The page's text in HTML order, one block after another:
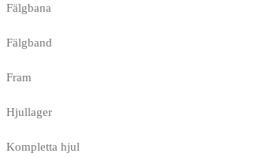
Fälgbana
Fälgband
Fram
Hjullager
Kompletta hjul